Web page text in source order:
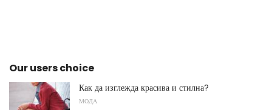
Our users choice
Как да изглежда красива и стилна?
МОДА